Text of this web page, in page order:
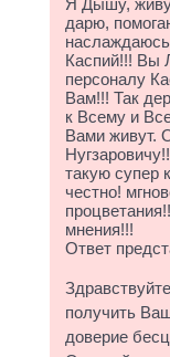
Я Дышу,
дарю,
Каспий!!! Вы
персоналу
Вам!!! Так
к Всему и
Вами живут.
такую супер
честно!
мнения!!!
Ответ
получить
доверие